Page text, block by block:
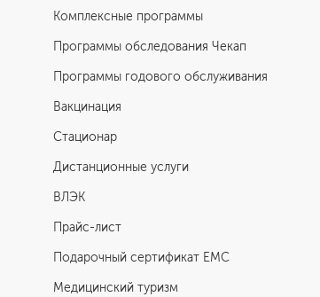
Комплексные программы
Программы обследования Чекап
Программы годового обслуживания
Вакцинация
Стационар
Дистанционные услуги
ВЛЭК
Прайс-лист
Подарочный сертификат EMC
Медицинский туризм